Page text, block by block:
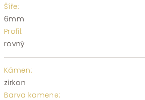
Šíře:
6mm
Profil:
rovný
Kámen:
zirkon
Barva kamene: